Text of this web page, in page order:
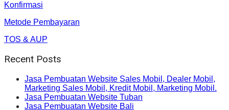
Konfirmasi
Metode Pembayaran
TOS & AUP
Recent Posts
Jasa Pembuatan Website Sales Mobil, Dealer Mobil,
Marketing Sales Mobil, Kredit Mobil, Marketing Mobil.
Jasa Pembuatan Website Tuban
Jasa Pembuatan Website Bali